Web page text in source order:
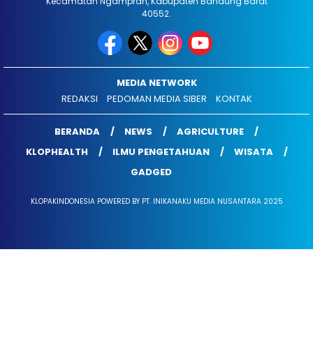
40552.
MEDIA NETWORK
REDAKSI
PEDOMAN MEDIA SIBER KONTAK
BERANDA NEWS
AGRICULTURE
KLOPHEALTH
ILMU PENGETAHUAN
WISATA
GADGED
KLOPAKINDONESIA POWERED BY PT. INIKANAKU MEDIA NUSANTARA 2025